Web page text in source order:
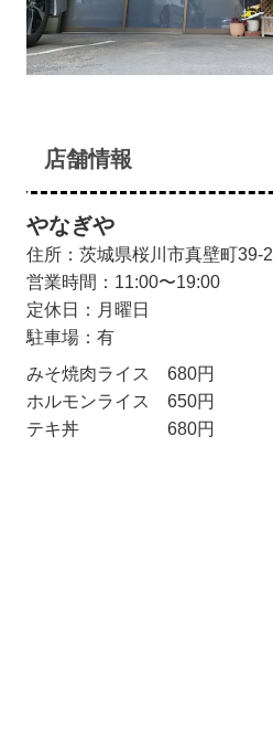
店舗情報
やなぎや
住所：茨城県桜川市真壁町39-2
営業時間：11:00〜19:00
定休日：月曜日
駐車場：有
みそ焼肉ライス 680円
ホルモンライス 650円
テキ丼 680円